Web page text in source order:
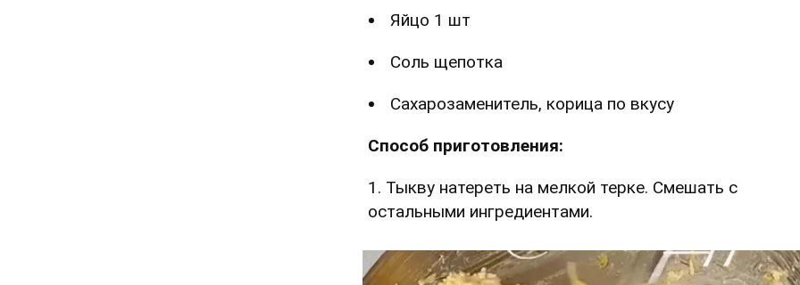
Яйцо 1 шт
Соль щепотка
Сахарозаменитель, корица по вкусу
Способ приготовления:
1. Тыкву натереть на мелкой терке. Смешать с
остальными ингредиентами.